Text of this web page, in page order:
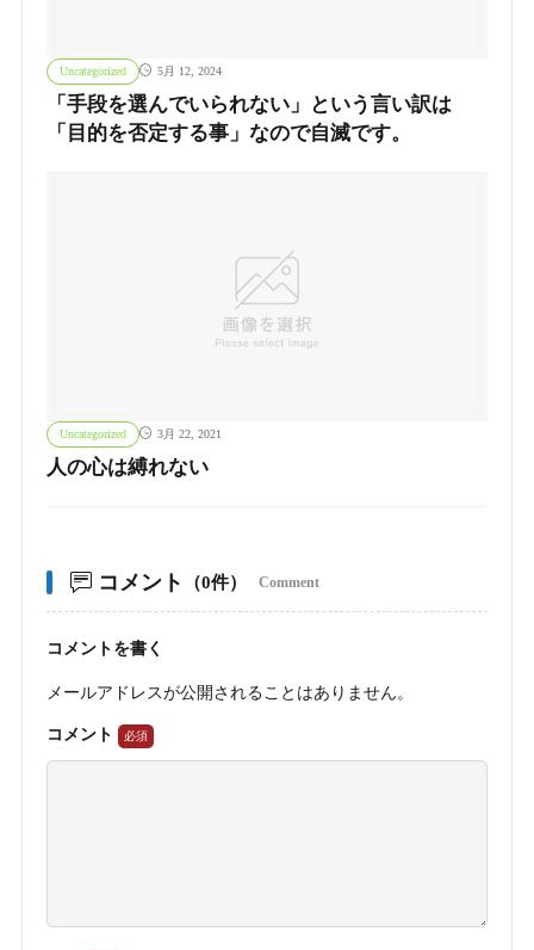
Uncategorized 5月 12, 2024
「手段を選んでいられない」という言い訳は
「目的を否定する事」なので自滅です。
Uncategorized 3月 22, 2021
人の心は縛れない
コメント （0件） Comment
コメントを書く
メールアドレスが公開されることはありません。
コメント